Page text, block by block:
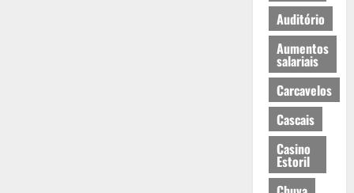
Auditório
Aumentos
salariais
Carcavelos
Cascais
Casino
Estoril